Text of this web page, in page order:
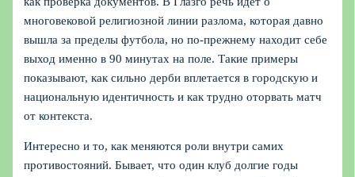
многовековой религиозной линии разлома, которая давно
вышла за пределы футбола, но по-прежнему находит себе
выход именно в 90 минутах на поле. Такие примеры
показывают, как сильно дерби вплетается в городскую и
национальную идентичность и как трудно оторвать матч
от контекста.
Интересно и то, как меняются роли внутри самих
противостояний. Бывает, что один клуб долгие годы